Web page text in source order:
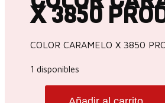
X 3850
COLOR CARAMELO X 3850
1 disponibles